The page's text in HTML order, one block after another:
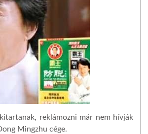
reklámozni már nem hívják
Mingzhu cége.